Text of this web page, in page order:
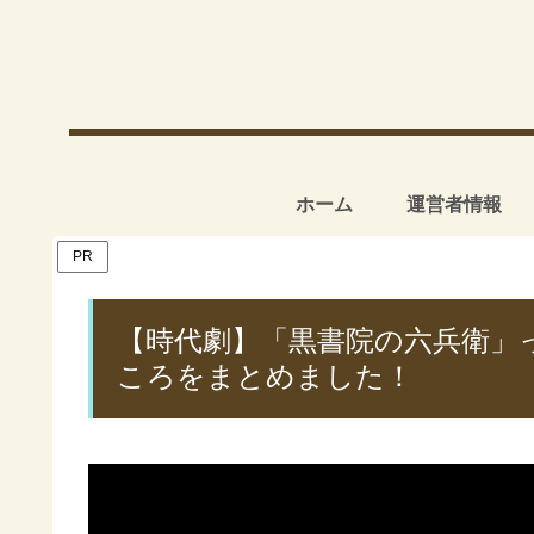
ホーム 運営者情報
PR
【時代劇】「黒書院の六兵衛
ころをまとめました！